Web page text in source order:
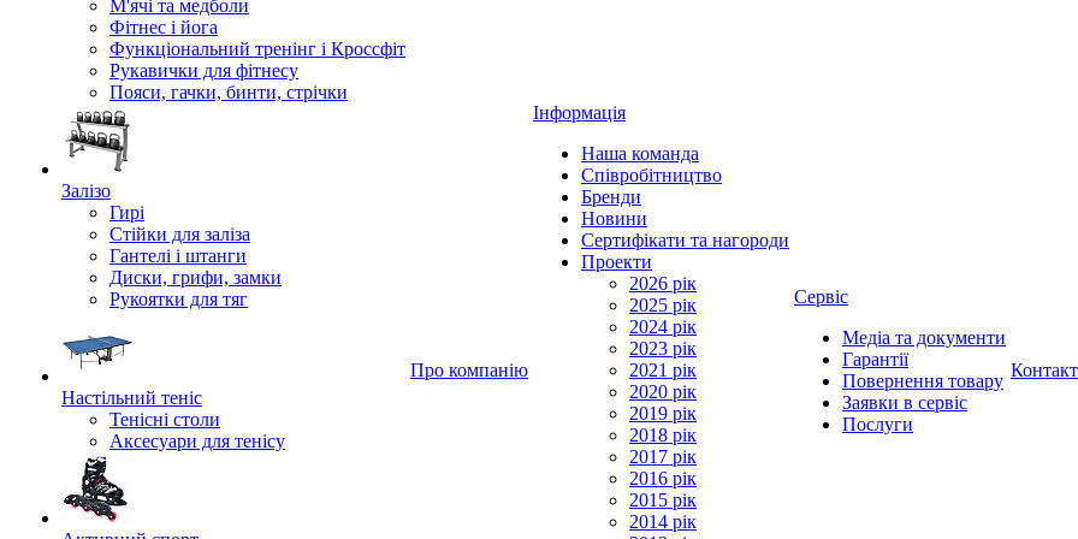
М'ячі та медболи
Фітнес і йога
Функціональний тренінг і Кроссфіт
Рукавички для фітнесу
Пояси, гачки, бинти, стрічки
Залізо
Гирі
Стійки для заліза
Гантелі і штанги
Диски, грифи, замки
Рукоятки для тяг
Настільний теніс
Тенісні столи
Аксесуари для тенісу
Про компанію
Інформація
Наша команда
Співробітництво
Бренди
Новини
Сертифікати та нагороди
Проекти
2026 рік
2025 рік
2024 рік
2023 рік
2021 рік
2020 рік
2019 рік
2018 рік
2017 рік
2016 рік
2015 рік
2014 рік
Сервіс
Медіа та документи
Гарантії
Повернення товару
Заявки в сервіс
Послуги